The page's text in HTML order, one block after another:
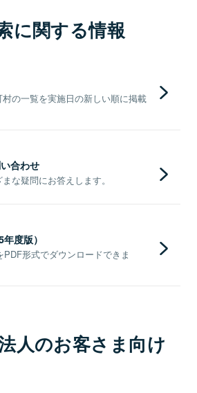
に関する情報
の一覧を実施日の新しい順に掲載
合わせ
な疑問にお答えします。
度版）
形式でダウンロードできま
人のお客さま向け